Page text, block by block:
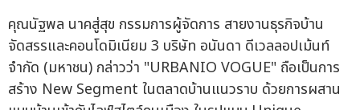
คุณนัฐพล นาคสู่สุข กรรมการผู้จัดการ สายงานธุรกิจบ้าน
จัดสรรและคอนโดมิเนียม 3 บริษัท อนันดา ดีเวลลอปเม้นท์
จำกัด (มหาชน) กล่าวว่า "URBANIO VOGUE" ถือเป็นการ
สร้าง New Segment ในตลาดบ้านแนวราบ ด้วยการผสาน